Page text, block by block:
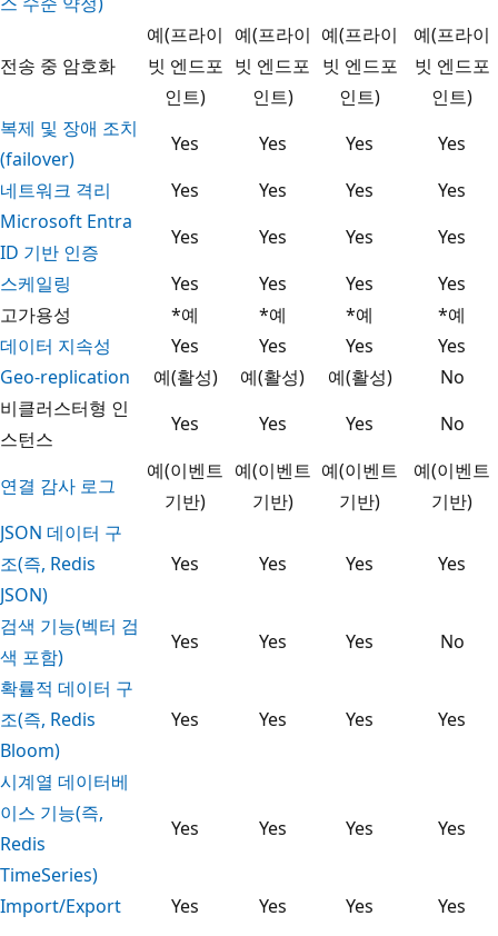
전송 중 암호화
예(프라이
빗 엔드포
인트)
예(프라이
빗 엔드포
인트)
예(프라이
빗 엔드포
인트)
예(프라이
빗 엔드포
인트)
복제 및 장애 조치
(failover)
Yes Yes Yes
Yes
네트워크 격리
Yes Yes Yes
Yes
Microsoft Entra
ID 기반 인증
Yes Yes Yes
Yes
스케일링
Yes Yes Yes
Yes
고가용성
*예 *예 *예
*예
데이터 지속성
Yes Yes Yes
Yes
Geo-replication
예(활성) 예(활성) 예(활성)
No
비클러스터형 인
스턴스
Yes Yes Yes No
연결 감사 로그
예(이벤트
기반)
예(이벤트
기반)
예(이벤트
기반)
예(이벤트
기반)
JSON 데이터 구
조(즉, Redis
JSON)
Yes Yes Yes Yes
검색 기능(벡터 검
색 포함)
Yes Yes Yes
No
확률적 데이터 구
조(즉, Redis
Bloom)
Yes Yes Yes Yes
시계열 데이터베
이스 기능(즉,
Redis
TimeSeries)
Yes Yes Yes Yes
Import/Export Yes Yes Yes Yes